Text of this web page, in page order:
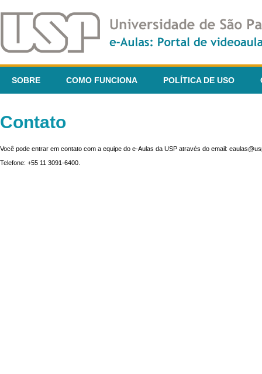
SOBRE COMO FUNCIONA POLÍTICA DE USO
Contato
Você pode entrar em contato com a equipe do e-Aulas da USP através do email:
Telefone: +55 11 3091-6400.